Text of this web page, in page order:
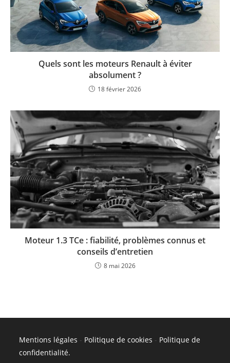
Quels sont les moteurs Renault à éviter
absolument ?
18 février 2026
Moteur 1.3 TCe : fiabilité, problèmes connus et
conseils d’entretien
8 mai 2026
Mentions légales - Politique de cookies - Politique de
confidentialité.